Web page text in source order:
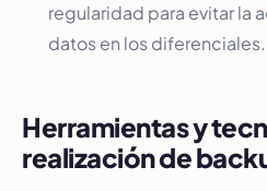
regularidad para evitar la
datos en los diferenciales.
Herramientas y
realización de